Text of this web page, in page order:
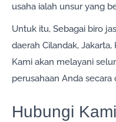
usaha ialah unsur yang
Untuk itu, Sebagai biro
daerah Cilandak,
Kami akan melayani
perusahaan Anda secara
Hubungi Kami